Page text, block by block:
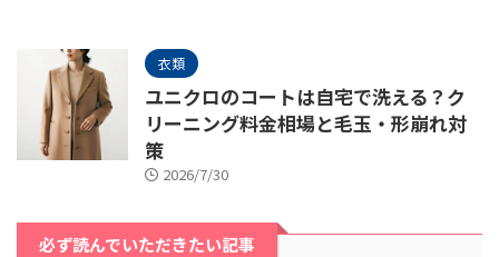
衣類
ユニクロのコートは自宅で洗える？ク
リーニング料金相場と毛玉・形崩れ対
策
2026/7/30
必ず読んでいただきたい記事